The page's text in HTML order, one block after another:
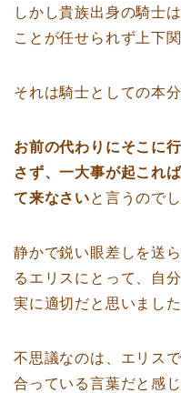
しかし貴族出身の騎士
ことが任せられず上下
それは騎士としての本
お前の代わりにそこに
さず、一大事が起これ
て来なさいと言うのでし
静かで鋭い眼差しを送
るエリスにとって、自
実に適切だと思いました
不思議なのは、エリス
合っている言葉だと感じ